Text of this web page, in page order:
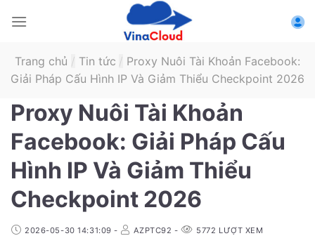
Trang chủ / Tin tức / Proxy Nuôi Tài Khoản Facebook:
Giải Pháp Cấu Hình IP Và Giảm Thiểu Checkpoint 2026
Proxy Nuôi Tài Khoản
Facebook: Giải Pháp Cấu
Hình IP Và Giảm Thiểu
Checkpoint 2026
2026-05-30 14:31:09 - AZPTC92 - 5772 LƯỢT XEM